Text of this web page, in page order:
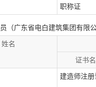
职称证
（广东省电白建筑集团有限
姓名
证书
建造师注册